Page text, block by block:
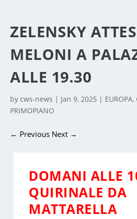
ZELENSKY
MELONI A
ALLE 19.30
by cws-news | Jan 9, 2025 | EUROPA,
PRIMOPIANO
← Previous Next →
DOMANI ALLE
QUIRINALE DA
MATTARELLA